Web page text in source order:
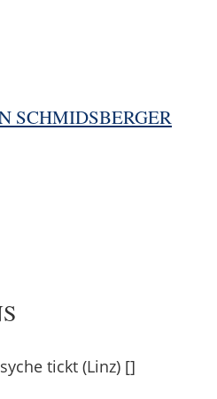
SCHMIDSBERGER
tickt (Linz) []